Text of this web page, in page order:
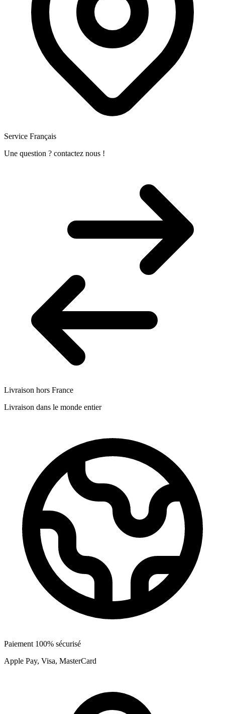
Service Français
Une question ? contactez nous !
Livraison hors France
Livraison dans le monde entier
Paiement 100% sécurisé
Apple Pay, Visa, MasterCard